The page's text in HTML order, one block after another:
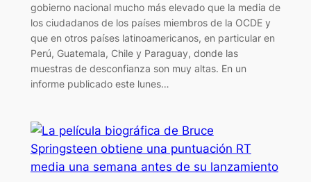
gobierno nacional mucho más elevado que la media de
los ciudadanos de los países miembros de la OCDE y
que en otros países latinoamericanos, en particular en
Perú, Guatemala, Chile y Paraguay, donde las
muestras de desconfianza son muy altas. En un
informe publicado este lunes…